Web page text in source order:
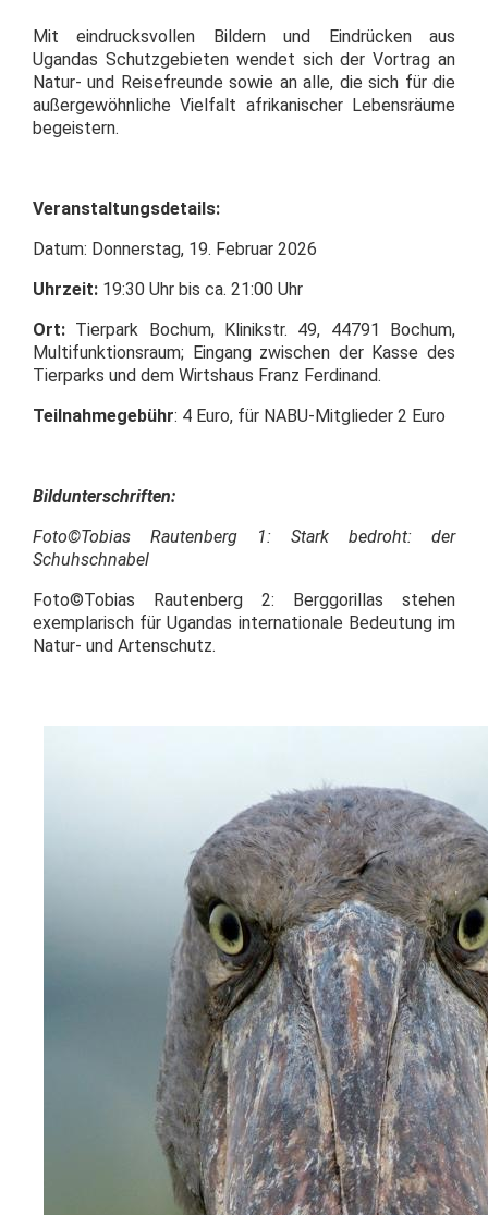
Mit eindrucksvollen Bildern und Eindrücken aus
Ugandas Schutzgebieten wendet sich der Vortrag an
Natur- und Reisefreunde sowie an alle, die sich für die
außergewöhnliche Vielfalt afrikanischer Lebensräume
begeistern.
Veranstaltungsdetails:
Datum: Donnerstag, 19. Februar 2026
Uhrzeit: 19:30 Uhr bis ca. 21:00 Uhr
Ort: Tierpark Bochum, Klinikstr. 49, 44791 Bochum,
Multifunktionsraum; Eingang zwischen der Kasse des
Tierparks und dem Wirtshaus Franz Ferdinand.
Teilnahmegebühr: 4 Euro, für NABU-Mitglieder 2 Euro
Bildunterschriften:
Foto©Tobias Rautenberg 1: Stark bedroht: der
Schuhschnabel
Foto©Tobias Rautenberg 2: Berggorillas stehen
exemplarisch für Ugandas internationale Bedeutung im
Natur- und Artenschutz.